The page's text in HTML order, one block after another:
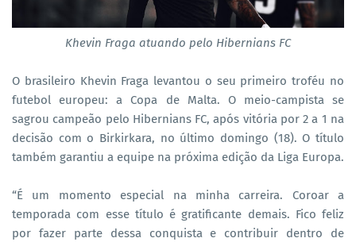
Khevin Fraga atuando pelo Hibernians FC
O brasileiro Khevin Fraga levantou o seu primeiro troféu no
futebol europeu: a Copa de Malta. O meio-campista se
sagrou campeão pelo Hibernians FC, após vitória por 2 a 1 na
decisão com o Birkirkara, no último domingo (18). O título
também garantiu a equipe na próxima edição da Liga Europa.
“É um momento especial na minha carreira. Coroar a
temporada com esse título é gratificante demais. Fico feliz
por fazer parte dessa conquista e contribuir dentro de